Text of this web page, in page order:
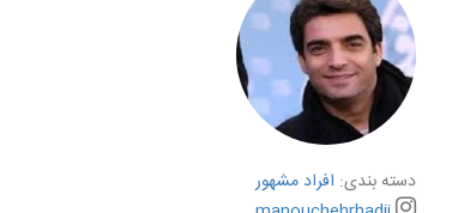
دسته بندی: افراد مشهور